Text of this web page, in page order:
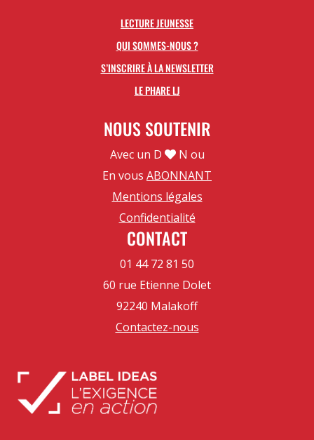
LECTURE JEUNESSE
QUI SOMMES-NOUS ?
S’INSCRIRE À LA NEWSLETTER
LE PHARE LJ
NOUS SOUTENIR
Avec un D
N ou
En vous ABONNANT
Mentions légales
Confidentialité
CONTACT
01 44 72 81 50
60 rue Etienne Dolet
92240 Malakoff
Contactez-nous